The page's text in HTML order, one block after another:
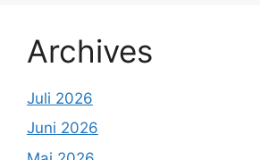
Archives
Juli 2026
Juni 2026